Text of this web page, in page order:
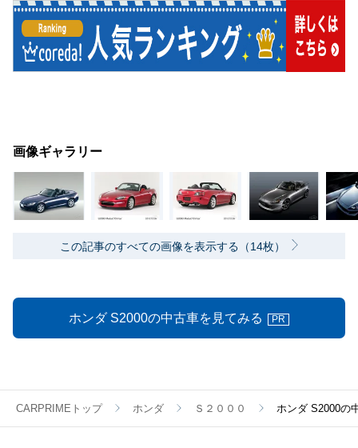
画像ギャラリー
この記事のすべての画像を表示する（14枚）
ホンダ S2000の中古車を見てみる PR
CARPRIMEトップ ホンダ Ｓ２０００ ホンダ S2000の